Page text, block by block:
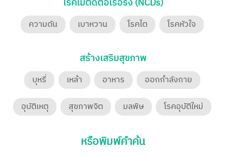
ความดัน เบาหวาน โรคไต โรคหัวใจ
สร้างเสริมสุขภาพ
บุหรี่ เหล้า อาหาร
ออกกำลังกาย
อุบัติเหตุ
สุขภาพจิต มลพิษ โรคอุบัติใหม่
หรือพิมพ์คำค้น